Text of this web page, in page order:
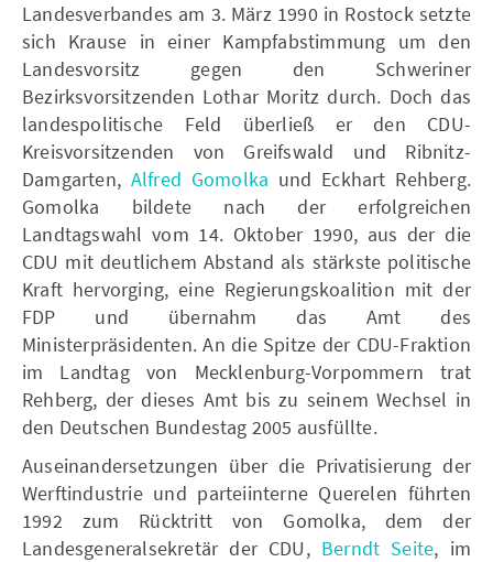
Landesverbandes am 3. März 1990 in Rostock setzte
sich Krause in einer Kampfabstimmung um den
Landesvorsitz gegen den Schweriner
Bezirksvorsitzenden Lothar Moritz durch. Doch das
landespolitische Feld überließ er den CDU-
Kreisvorsitzenden von Greifswald und Ribnitz-
Damgarten, Alfred Gomolka und Eckhart Rehberg.
Gomolka bildete nach der erfolgreichen
Landtagswahl vom 14. Oktober 1990, aus der die
CDU mit deutlichem Abstand als stärkste politische
Kraft hervorging, eine Regierungskoalition mit der
FDP und übernahm das Amt des
Ministerpräsidenten. An die Spitze der CDU-Fraktion
im Landtag von Mecklenburg-Vorpommern trat
Rehberg, der dieses Amt bis zu seinem Wechsel in
den Deutschen Bundestag 2005 ausfüllte.
Auseinandersetzungen über die Privatisierung der
Werftindustrie und parteiinterne Querelen führten
1992 zum Rücktritt von Gomolka, dem der
Landesgeneralsekretär der CDU, Berndt Seite, im